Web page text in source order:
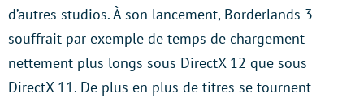
d’autres studios. À son lancement, Borderlands 3
souffrait par exemple de temps de chargement
nettement plus longs sous DirectX 12 que sous
DirectX 11. De plus en plus de titres se tournent